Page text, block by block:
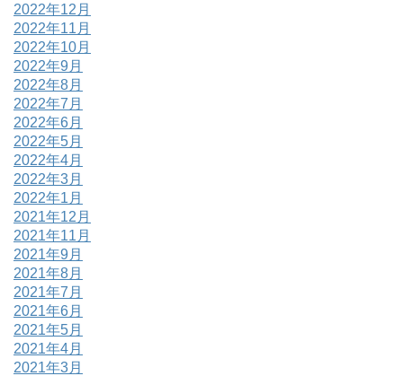
2022年12月
2022年11月
2022年10月
2022年9月
2022年8月
2022年7月
2022年6月
2022年5月
2022年4月
2022年3月
2022年1月
2021年12月
2021年11月
2021年9月
2021年8月
2021年7月
2021年6月
2021年5月
2021年4月
2021年3月